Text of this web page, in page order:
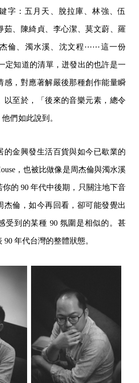
字：五月天、脫拉庫、林強、伍
茹、陳綺貞、李心潔、莫文蔚、羅
倫、濁水溪、沈文程⋯⋯這一份
定知道的清單，迸發出的也許是一
感，對應著解嚴後那種創作能量瞬
以至於，「後來的音樂元素，總令
們如此說到。
的金興發生活百貨與如今已歇業的
，也被比做像是周杰倫與濁水溪
的 90 年代中後期，只關注地下音
杰倫，如今再回看，卻可能發覺出
受到的某種 90 氛圍是相似的。甚
年代台灣的整體狀態。